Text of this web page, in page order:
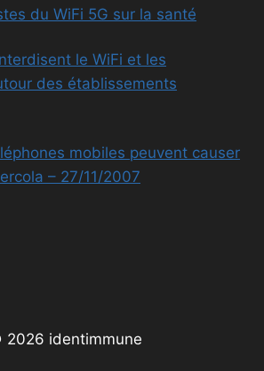
du WiFi 5G sur la santé
le WiFi et les
des établissements
mobiles peuvent causer
– 27/11/2007
2026 identimmune